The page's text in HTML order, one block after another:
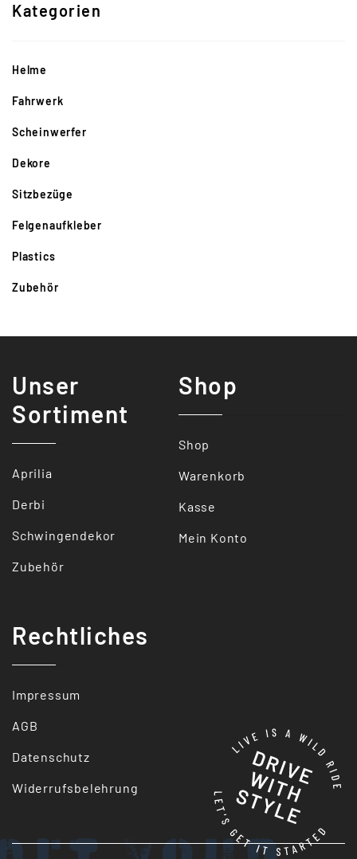
Kategorien
Helme
Fahrwerk
Scheinwerfer
Dekore
Sitzbezüge
Felgenaufkleber
Plastics
Zubehör
Unser
Sortiment
Aprilia
Derbi
Schwingendekor
Zubehör
Shop
Shop
Warenkorb
Kasse
Mein Konto
Rechtliches
Impressum
AGB
Datenschutz
Widerrufsbelehrung